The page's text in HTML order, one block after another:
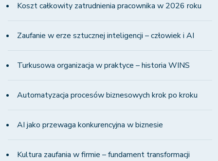
Koszt całkowity zatrudnienia pracownika w 2026 roku
Zaufanie w erze sztucznej inteligencji – człowiek i AI
Turkusowa organizacja w praktyce – historia WINS
Automatyzacja procesów biznesowych krok po kroku
AI jako przewaga konkurencyjna w biznesie
Kultura zaufania w firmie – fundament transformacji